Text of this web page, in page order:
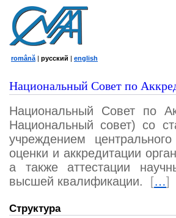
română | русский | english
Национальный Совет по
Национальный Совет по
Национальный совет) со
учреждением
оценки и аккредитации
а также аттестации
высшей квалификации.
[…]
Структура